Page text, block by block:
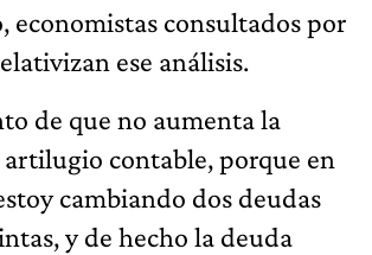
economistas consultados por
ese análisis.
de que no aumenta la
artilugio contable, porque en
cambiando dos deudas
y de hecho la deuda